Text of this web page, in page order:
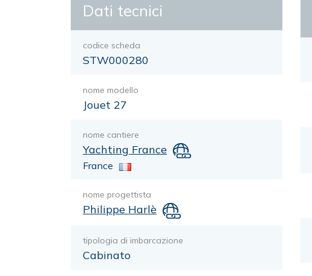
Dati tecnici
codice scheda
STW000280
nome modello
Jouet 27
nome cantiere
Yachting France
France
nome progettista
Philippe Harlè
tipologia di imbarcazione
Cabinato